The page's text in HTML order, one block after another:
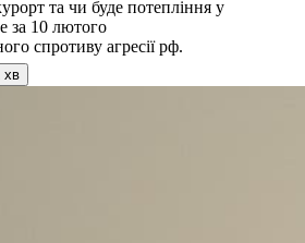
та чи буде потепління у
за 10 лютого
спротиву агресії рф.
хв